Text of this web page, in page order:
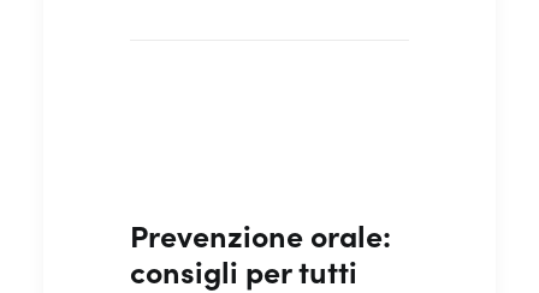
Prevenzione orale:
consigli per tutti